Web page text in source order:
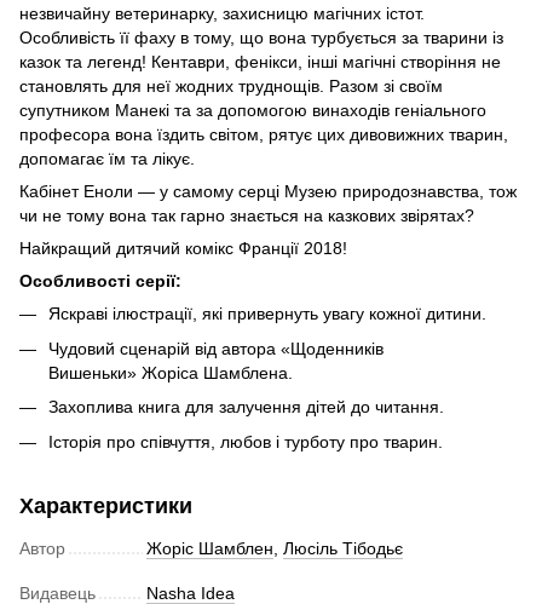
незвичайну ветеринарку, захисницю магічних істот.
Особливість її фаху в тому, що вона турбується за тварини із
казок та легенд! Кентаври, фенікси, інші магічні створіння не
становлять для неї жодних труднощів. Разом зі своїм
супутником Манекі та за допомогою винаходів геніального
професора вона їздить світом, рятує цих дивовижних тварин,
допомагає їм та лікує.
Кабінет Еноли — у самому серці Музею природознавства, тож
чи не тому вона так гарно знається на казкових звірятах?
Найкращий дитячий комікс Франції 2018!
Особливості серії:
Яскраві ілюстрації, які привернуть увагу кожної дитини.
Чудовий сценарій від автора «Щоденників
Вишеньки» Жоріса Шамблена.
Захоплива книга для залучення дітей до читання.
Історія про співчуття, любов і турботу про тварин.
Характеристики
Автор Жоріс Шамблен Люсіль Тібодьє
Видавець Nasha Idea